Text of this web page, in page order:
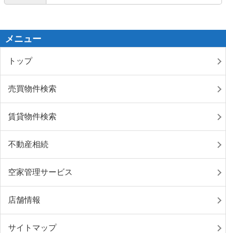
メニュー
トップ
売買物件検索
賃貸物件検索
不動産相続
空家管理サービス
店舗情報
サイトマップ